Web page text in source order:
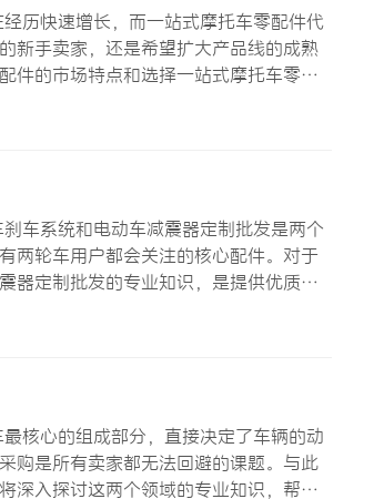
历快速增长，而一站式摩托车零配件代
新手卖家，还是希望扩大产品线的成熟
件的市场特点和选择一站式摩托车零配
车系统和电动车减震器定制批发是两个
两轮车用户都会关注的核心配件。对于
器定制批发的专业知识，是提供优质产
核心的组成部分，直接决定了车辆的动
购是所有卖家都无法回避的课题。与此
深入探讨这两个领域的专业知识，帮助